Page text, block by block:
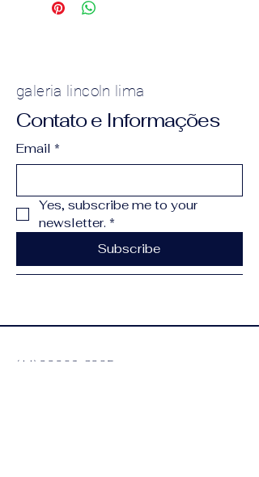
galeria lincoln lima
Contato e Informações
Email *
Yes, subscribe me to your
newsletter. *
Subscribe
(11) 99902-8905